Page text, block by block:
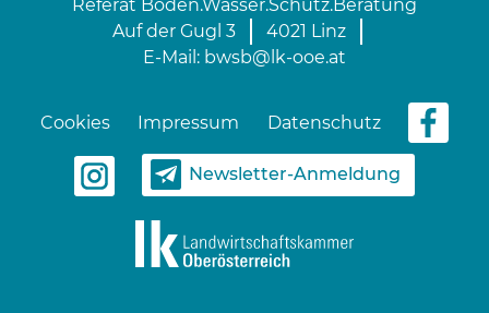
Referat Boden.Wasser.Schutz.Beratung
Auf der Gugl 3
4021 Linz
E-Mail: bwsb@lk-ooe.at
Cookies Impressum Datenschutz
Newsletter-Anmeldung